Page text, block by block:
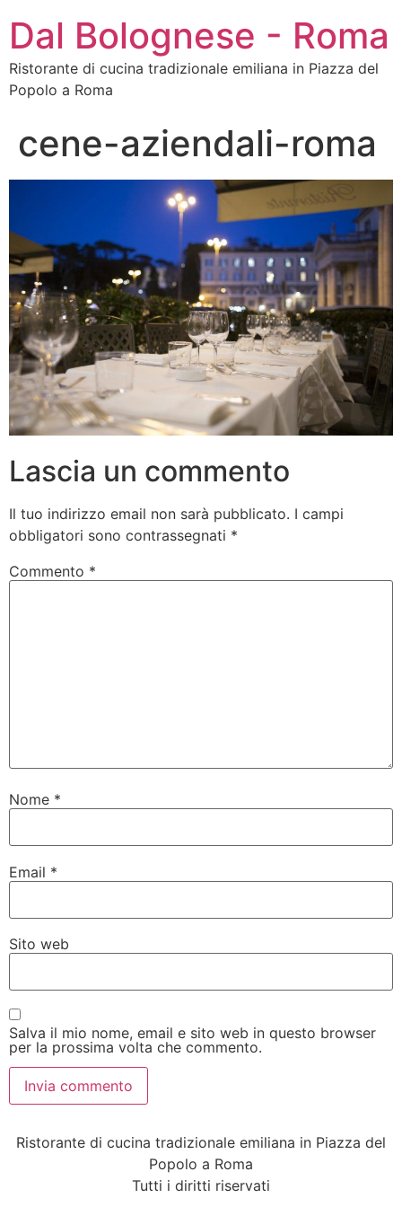
Dal Bolognese - Roma
Ristorante di cucina tradizionale emiliana in Piazza del
Popolo a Roma
cene-aziendali-roma
Lascia un commento
Il tuo indirizzo email non sarà pubblicato. I campi
obbligatori sono contrassegnati *
Commento *
Nome *
Email *
Sito web
Salva il mio nome, email e sito web in questo browser
per la prossima volta che commento.
Ristorante di cucina tradizionale emiliana in Piazza del
Popolo a Roma
Tutti i diritti riservati